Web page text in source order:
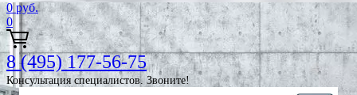
0 руб.
0
8 (495) 177-56-75
Консультация специалистов. Звоните!